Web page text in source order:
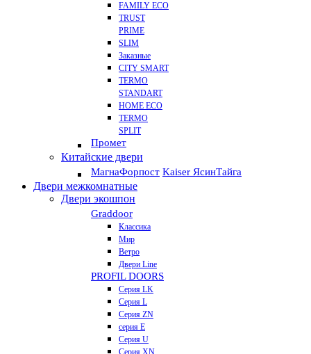
FAMILY ECO
TRUST
PRIME
SLIM
Заказные
CITY SMART
TERMO
STANDART
HOME ECO
ТЕRМО
SPLIT
Промет
Китайские двери
МагнаФорпост Kaiser ЯсинТайга
Двери межкомнатные
Двери экошпон
Graddoor
Классика
Мир
Ветро
Двери Line
PROFIL DOORS
Серия LK
Серия L
Серия ZN
серия E
Серия U
Серия XN